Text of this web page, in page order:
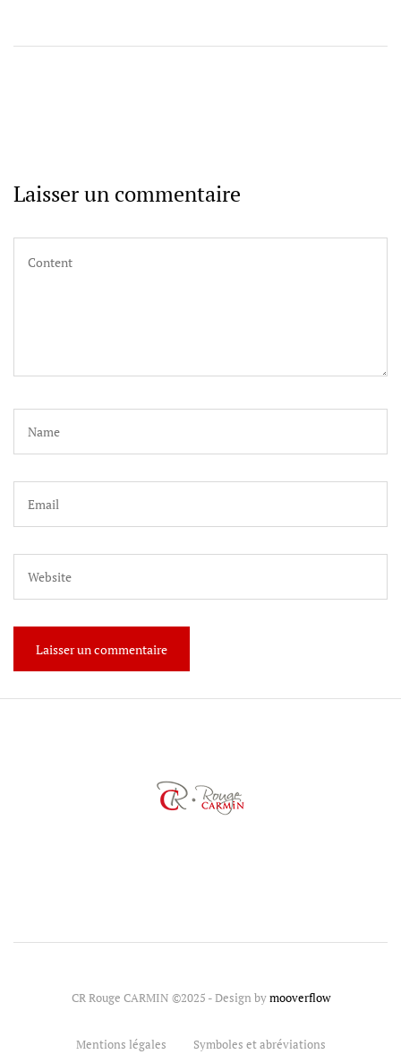
Laisser un commentaire
CR Rouge CARMIN ©2025 - Design bymooverflow
Mentions légales Symboles et abréviations